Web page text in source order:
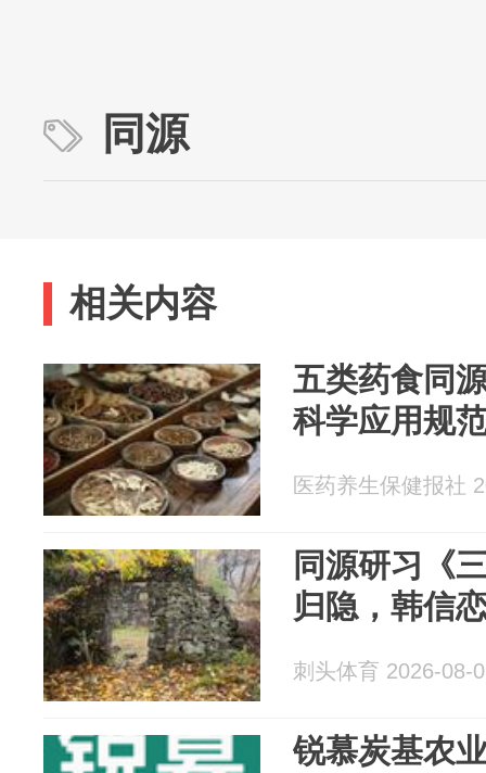
同源
相关内容
五类药食同
科学应用规
医药养生保健报社
同源研习《
归隐，韩信
刺头体育 2026-08-
锐慕炭基农